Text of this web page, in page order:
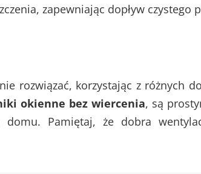
zapewniając dopływ czystego
rozwiązać, korzystając z różnych
okienne bez wiercenia, są
Pamiętaj, że dobra